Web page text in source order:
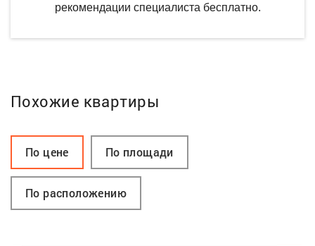
рекомендации специалиста бесплатно.
Похожие квартиры
По цене По площади
По расположению